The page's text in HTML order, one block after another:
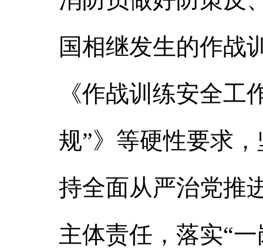
国相继发生的作战
《作战训练安全
规”》等硬性要求
持全面从严治党推
主体责任，落实“